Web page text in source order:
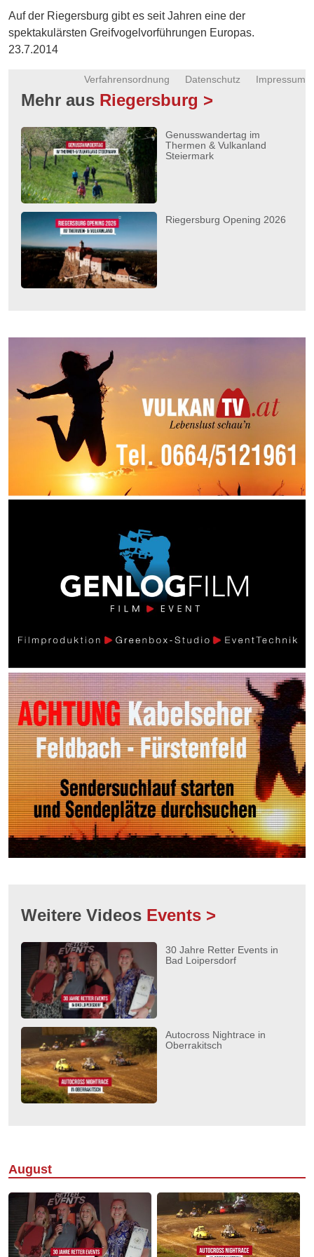
Energie
Schnöll
gfrogt
Podcast
Auf der Riegersburg gibt es seit Jahren eine der
spektakulärsten Greifvogelvorführungen Europas.
23.7.2014
Impressum
Datenschutz
Verfahrensordnung
Mehr aus Riegersburg >
Genusswandertag im
Thermen & Vulkanland
Steiermark
Riegersburg Opening 2026
Weitere Videos Events >
30 Jahre Retter Events in
Bad Loipersdorf
Autocross Nightrace in
Oberrakitsch
August